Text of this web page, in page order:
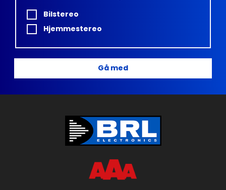
Bilstereo
Hjemmestereo
Gå med